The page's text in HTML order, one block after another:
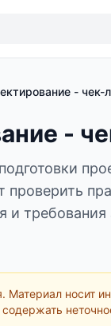
- чек-
-
проверить
требования
Материал носит